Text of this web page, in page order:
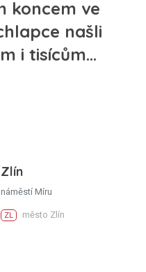
Zlín
náměstí Míru
ZL město Zlín